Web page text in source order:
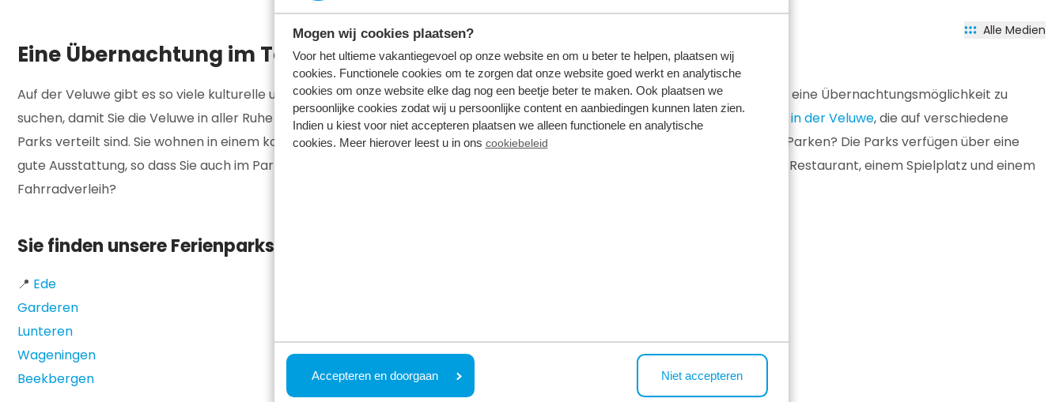
Mogen wij cookies plaatsen?
Voor het ultieme vakantiegevoel op onze website en om u beter te helpen, plaatsen wij
cookies. Functionele cookies om te zorgen dat onze website goed werkt en analytische
cookies om onze website elke dag nog een beetje beter te maken. Ook plaatsen we
persoonlijke cookies zodat wij u persoonlijke content en aanbiedingen kunnen laten zien.
Indien u kiest voor niet accepteren plaatsen we alleen functionele en analytische
cookies. Meer hierover leest u in ons cookiebeleid
Accepteren en doorgaan Niet accepteren
Alle Medien
Eine Übernachtung im TopParken in der Veluwe
Auf der Veluwe gibt es so viele kulturelle und Outdoor-Aktivitäten. Ein Tag ist wirklich nicht genug! Deshalb ist es ratsam, sich eine Übernachtungsmöglichkeit zu
suchen, damit Sie die Veluwe in aller Ruhe entdecken können. TopParken verfügt über ein breites Angebot anFerienhäusern in der Veluwe, die auf verschiedene
Parks verteilt sind. Sie wohnen in einem komplett eingerichteten Ferienhaus mit einem großen Garten. Und das Tolle an TopParken? Die Parks verfügen über eine
gute Ausstattung, so dass Sie auch im Park eine schöne Zeit verbringen können. Wie wäre es mit einem Schwimmbad, einem Restaurant, einem Spielplatz und einem
Fahrradverleih?
Sie finden unsere Ferienparks in:
📍 Ede
Garderen
Lunteren
Wageningen
Beekbergen